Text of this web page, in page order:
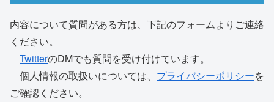
内容について質問がある方は、下記のフォームよりご連絡
ください。
TwitterのDMでも質問を受け付けています。
個人情報の取扱いについては、 プライバシーポリシーを
ご確認ください。